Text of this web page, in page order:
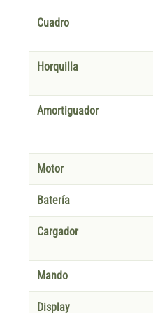
Cuadro
Horquilla
Amortiguador
Motor
Batería
Cargador
Mando
Display